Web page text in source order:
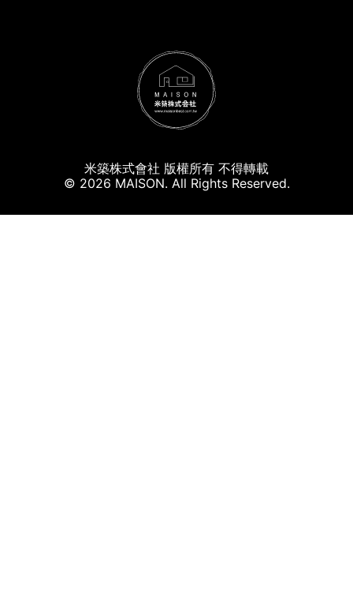
米築株式會社 版權所有 不得轉載
© 2026 MAISON. All Rights Reserved.